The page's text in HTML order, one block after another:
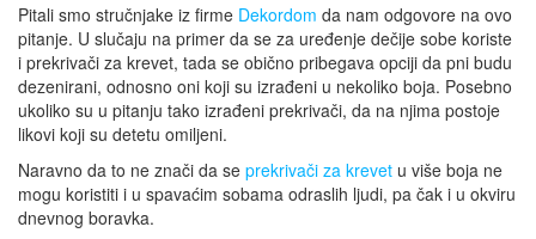
Pitali smo stručnjake iz firme Dekordom da nam odgovore na ovo
pitanje. U slučaju na primer da se za uređenje dečije sobe koriste
i prekrivači za krevet, tada se obično pribegava opciji da pni budu
dezenirani, odnosno oni koji su izrađeni u nekoliko boja. Posebno
ukoliko su u pitanju tako izrađeni prekrivači, da na njima postoje
likovi koji su detetu omiljeni.
Naravno da to ne znači da se prekrivači za krevet u više boja ne
mogu koristiti i u spavaćim sobama odraslih ljudi, pa čak i u okviru
dnevnog boravka.